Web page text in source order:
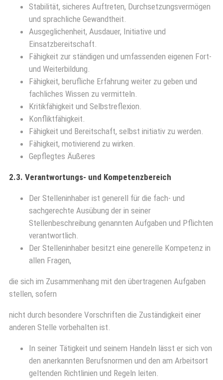
Stabilität, sicheres Auftreten, Durchsetzungsvermögen
und sprachliche Gewandtheit.
Ausgeglichenheit, Ausdauer, Initiative und
Einsatzbereitschaft.
Fähigkeit zur ständigen und umfassenden eigenen Fort-
und Weiterbildung.
Fähigkeit, berufliche Erfahrung weiter zu geben und
fachliches Wissen zu vermitteln.
Kritikfähigkeit und Selbstreflexion.
Konfliktfähigkeit.
Fähigkeit und Bereitschaft, selbst initiativ zu werden.
Fähigkeit, motivierend zu wirken.
Gepflegtes Äußeres
2.3. Verantwortungs- und Kompetenzbereich
Der Stelleninhaber ist generell für die fach- und
sachgerechte Ausübung der in seiner
Stellenbeschreibung genannten Aufgaben und Pflichten
verantwortlich.
Der Stelleninhaber besitzt eine generelle Kompetenz in
allen Fragen,
die sich im Zusammenhang mit den übertragenen Aufgaben
stellen, sofern
nicht durch besondere Vorschriften die Zuständigkeit einer
anderen Stelle vorbehalten ist.
In seiner Tätigkeit und seinem Handeln lässt er sich von
den anerkannten Berufsnormen und den am Arbeitsort
geltenden Richtlinien und Regeln leiten.